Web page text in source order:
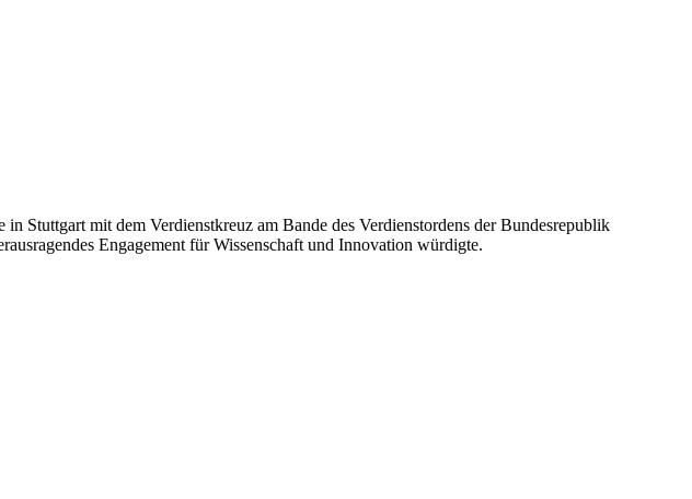
Stuttgart mit dem Verdienstkreuz am Bande des Verdienstordens der Bundesrepublik
Engagement für Wissenschaft und Innovation würdigte.